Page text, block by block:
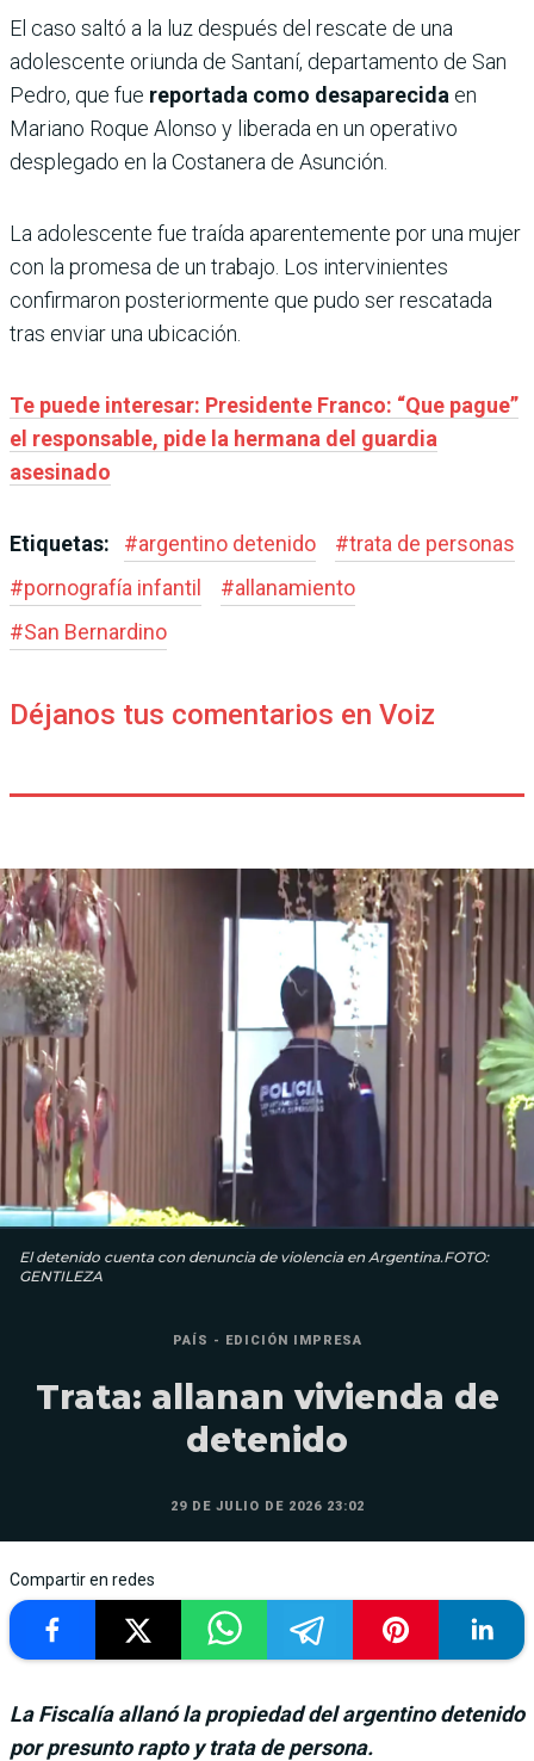
El caso saltó a la luz después del rescate de una
adolescente oriunda de Santaní, departamento de San
Pedro, que fue reportada como desaparecida en
Mariano Roque Alonso y liberada en un operativo
desplegado en la Costanera de Asunción.
La adolescente fue traída aparentemente por una mujer
con la promesa de un trabajo. Los intervinientes
confirmaron posteriormente que pudo ser rescatada
tras enviar una ubicación.
Te puede interesar: Presidente Franco: “Que pague”
el responsable, pide la hermana del guardia
asesinado
Etiquetas: #argentino detenido #trata de personas
#pornografía infantil #allanamiento
#San Bernardino
Déjanos tus comentarios en Voiz
El detenido cuenta con denuncia de violencia en Argentina.FOTO:
GENTILEZA
PAÍS - EDICIÓN IMPRESA
Trata: allanan vivienda de
detenido
29 DE JULIO DE 2026 23:02
Compartir en redes
La Fiscalía allanó la propiedad del argentino detenido
por presunto rapto y trata de persona.